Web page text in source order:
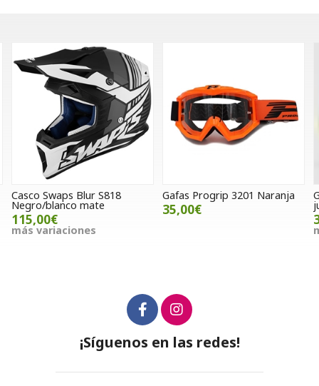
Blur S818
mate
Gafas Progrip 3201 Naranja Guantes
junior azul
más
¡Síguenos en las redes!